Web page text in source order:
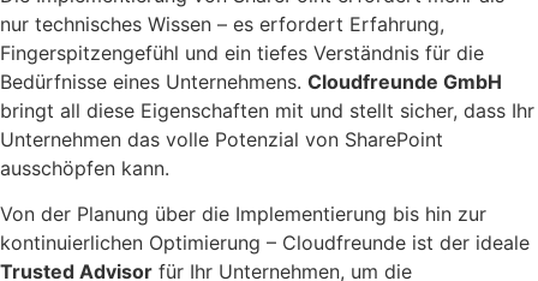
nur technisches Wissen – es erfordert Erfahrung,
Fingerspitzengefühl und ein tiefes Verständnis für die
Bedürfnisse eines Unternehmens. Cloudfreunde GmbH
bringt all diese Eigenschaften mit und stellt sicher, dass Ihr
Unternehmen das volle Potenzial von SharePoint
ausschöpfen kann.
Von der Planung über die Implementierung bis hin zur
kontinuierlichen Optimierung – Cloudfreunde ist der ideale
Trusted Advisor für Ihr Unternehmen, um die